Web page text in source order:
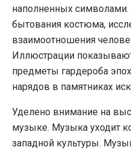
наполненных символами.
бытования костюма,
взаимоотношения
Иллюстрации
предметы гардероба
нарядов в памятниках
Уделено внимание на
музыке. Музыка уходит
западной культуры.